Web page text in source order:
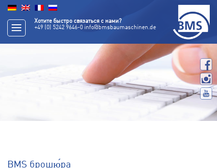
Хотите быстро связаться с нами?
+49 (0) 5242 9646-0 info@bmsbaumaschinen.de
BMS брошю́ра